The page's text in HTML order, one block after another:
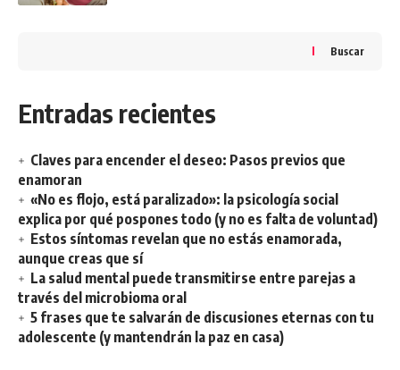
Buscar
Entradas recientes
Claves para encender el deseo: Pasos previos que
enamoran
«No es flojo, está paralizado»: la psicología social
explica por qué pospones todo (y no es falta de voluntad)
Estos síntomas revelan que no estás enamorada,
aunque creas que sí
La salud mental puede transmitirse entre parejas a
través del microbioma oral
5 frases que te salvarán de discusiones eternas con tu
adolescente (y mantendrán la paz en casa)